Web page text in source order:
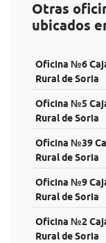
Otras
ubicados
Oficina №6
Rural de Soria
Oficina №5
Rural de Soria
Oficina №39
Rural de Soria
Oficina №9
Rural de Soria
Oficina №2
Rural de Soria